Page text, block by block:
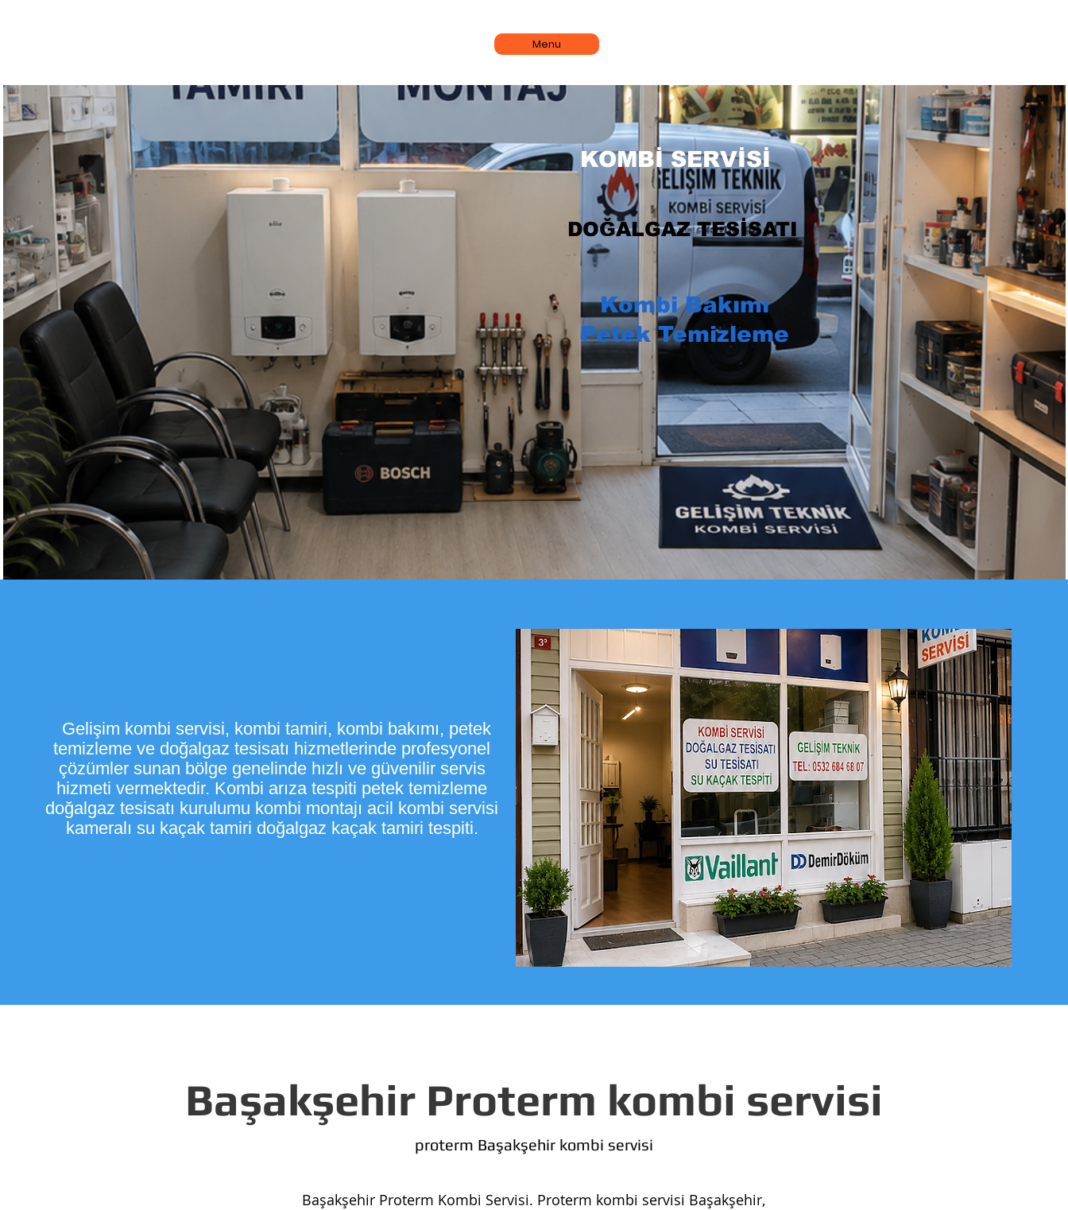
Menu
KOMBİ SERVİSİ
DOĞALGAZ TESİSATI
Kombi Bakımı
Petek Temizleme
​Gelişim kombi servisi, kombi tamiri, kombi bakımı, petek
temizleme ve doğalgaz tesisatı hizmetlerinde profesyonel
çözümler sunan bölge genelinde hızlı ve güvenilir servis
hizmeti vermektedir. Kombi arıza tespiti petek temizleme
doğalgaz tesisatı kurulumu kombi montajı acil kombi servisi
kameralı su kaçak tamiri doğalgaz kaçak tamiri tespiti.
Başakşehir Proterm kombi servisi
proterm Başakşehir kombi servisi
Başakşehir Proterm Kombi Servisi. Proterm kombi servisi Başakşehir,